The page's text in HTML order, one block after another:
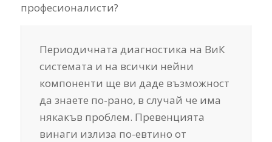
професионалисти?
Периодичната диагностика на ВиК
системата и на всички нейни
компоненти ще ви даде възможност
да знаете по-рано, в случай че има
някакъв проблем. Превенцията
винаги излиза по-евтино от